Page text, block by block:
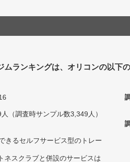
ムランキングは、オリコンの以下
（調査時サンプル数3,349人）
きるセルフサービス型のトレー
ネスクラブと併設のサービスは